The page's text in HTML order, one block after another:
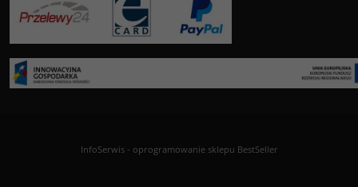
InfoSerwis- oprogramowanie sklepu BestSeller